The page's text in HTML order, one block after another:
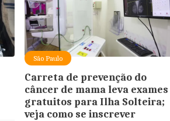
São Paulo
Carreta de prevenção do
câncer de mama leva exames
gratuitos para Ilha Solteira;
veja como se inscrever